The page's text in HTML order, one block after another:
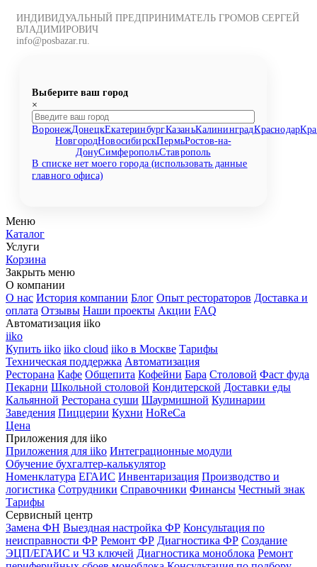
ИНДИВИДУАЛЬНЫЙ ПРЕДПРИНИМАТЕЛЬ ГРОМОВ СЕРГЕЙ
ВЛАДИМИРОВИЧ
info@posbazar.ru.
Выберите ваш город
×
ВоронежДонецкЕкатеринбургКазаньКалининградКраснодар
НовгородНовосибирскПермьРостов-на-
ДонуСимферопольСтаврополь
В списке нет моего города (использовать данные
главного офиса)
Меню
Каталог
Услуги
Корзина
Закрыть меню
О компании
О нас История компании Блог Опыт рестораторов Доставка и
оплата Отзывы Наши проекты Акции FAQ
Автоматизация iiko
iiko
Купить iiko iiko cloud iiko в Москве Тарифы
Техническая поддержка Автоматизация
Ресторана Кафе Общепита Кофейни Бара Столовой Фаст фуда
Пекарни Школьной столовой Кондитерской Доставки еды
Кальянной Ресторана суши Шаурмишной Кулинарии
Заведения Пиццерии Кухни HoReCa
Цена
Приложения для iiko
Приложения для iiko Интеграционные модули
Обучение бухгалтер-калькулятор
Номенклатура ЕГАИС Инвентаризация Производство и
логистика Сотрудники Справочники Финансы Честный знак
Тарифы
Сервисный центр
Замена ФН Выездная настройка ФР Консультация по
неисправности ФР Ремонт ФР Диагностика ФР Создание
ЭЦП/ЕГАИС и ЧЗ ключей Диагностика моноблока Ремонт